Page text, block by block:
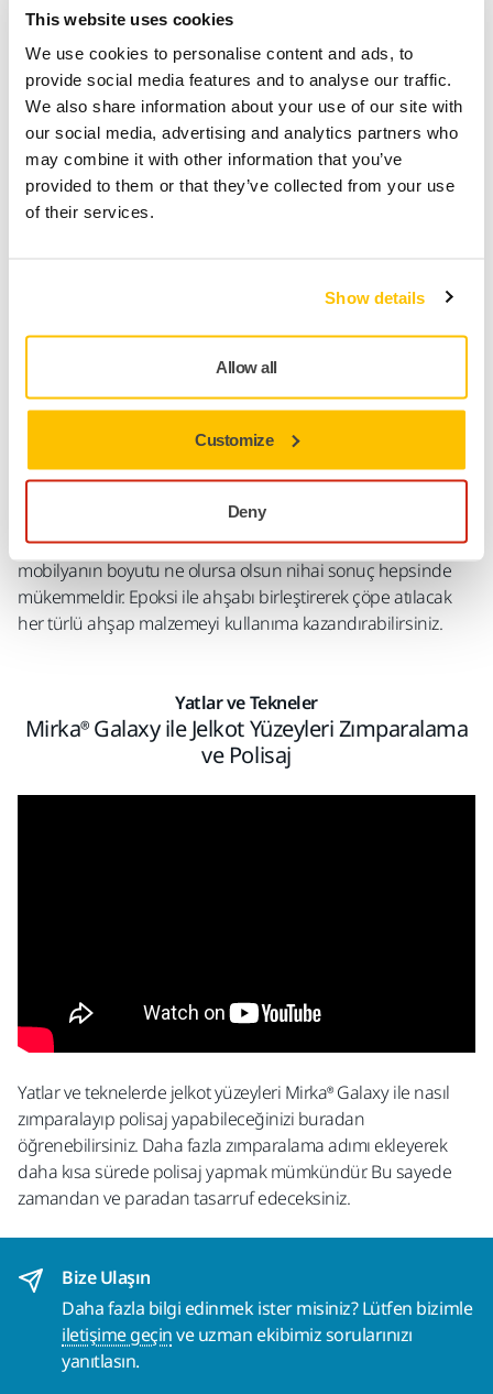
This website uses cookies
We use cookies to personalise content and ads, to
provide social media features and to analyse our traffic.
We also share information about your use of our site with
our social media, advertising and analytics partners who
may combine it with other information that you’ve
provided to them or that they’ve collected from your use
of their services.
Show details
Allow all
Customize
Deny
Mirka® Galaxy ile Boya işlemi
Epoksi nehir masa zımparalama
Epoksi nehir masaları zımparalamak için kolay bir işlem mi
arıyorsunuz? Mirka® Galaxy ile zımparalama, güzel ahşap
damarlarını öne çıkarır ve ağacın benzersiz
karakteristiklerinin ve özelliklerinin korunmasına yardımcı
olur. Sehpalar, yan sehpalar ve hatta mutfak masaları;
mobilyanın boyutu ne olursa olsun nihai sonuç hepsinde
mükemmeldir. Epoksi ile ahşabı birleştirerek çöpe atılacak
her türlü ahşap malzemeyi kullanıma kazandırabilirsiniz.
Yatlar ve Tekneler
Mirka® Galaxy ile Jelkot Yüzeyleri Zımparalama
ve Polisaj
Yatlar ve teknelerde jelkot yüzeyleri Mirka® Galaxy ile nasıl
zımparalayıp polisaj yapabileceğinizi buradan
öğrenebilirsiniz. Daha fazla zımparalama adımı ekleyerek
daha kısa sürede polisaj yapmak mümkündür. Bu sayede
zamandan ve paradan tasarruf edeceksiniz.
Bize Ulaşın
Daha fazla bilgi edinmek ister misiniz? Lütfen bizimle
iletişime geçinve uzman ekibimiz sorularınızı
yanıtlasın.